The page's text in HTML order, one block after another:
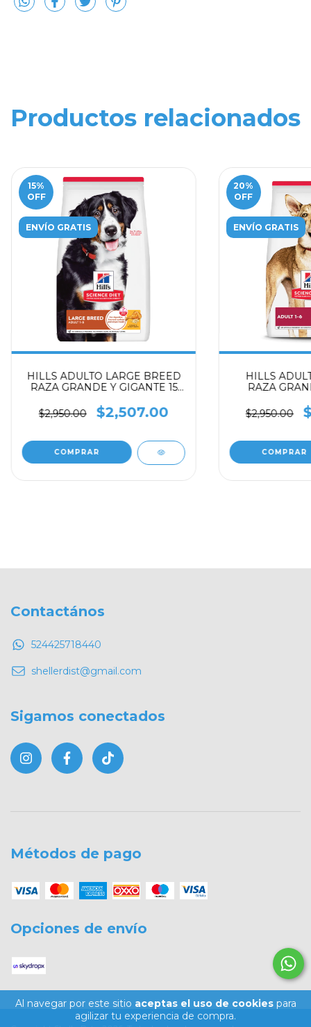
Al navegar por este sitio aceptas el uso de cookiespara
agilizar tu experiencia de compra.
Productos relacionados
15%
OFF
ENVÍO GRATIS
HILLS ADULTO LARGE BREED
RAZA GRANDE Y GIGANTE 15
$2,950.00
$2,507.00
20%
OFF
ENVÍO GRATIS
HILLS
RAZA
$2,950.00
Contactános
524425718440
shellerdist@gmail.com
Sigamos conectados
Métodos de pago
Opciones de envío